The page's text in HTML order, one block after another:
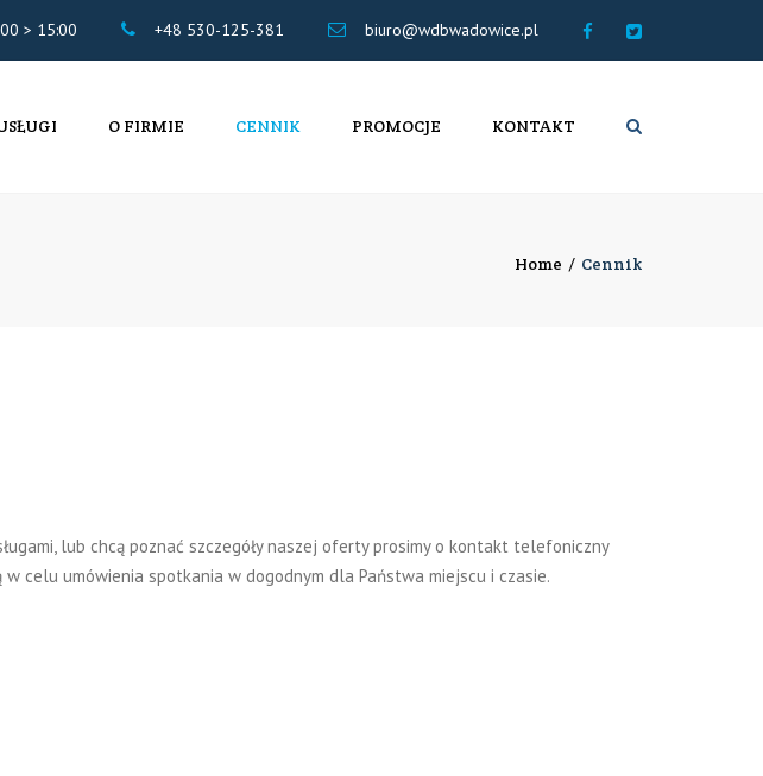
> 15:00 +48 530-125-381 biuro@wdbwadowice.pl
Biuro
Rachunkowe
WADOWICE
@TT
O FIRMIE CENNIK PROMOCJE KONTAKT
Home Cennik
lub chcą poznać szczegóły naszej oferty prosimy o kontakt telefoniczny
celu umówienia spotkania w dogodnym dla Państwa miejscu i czasie.